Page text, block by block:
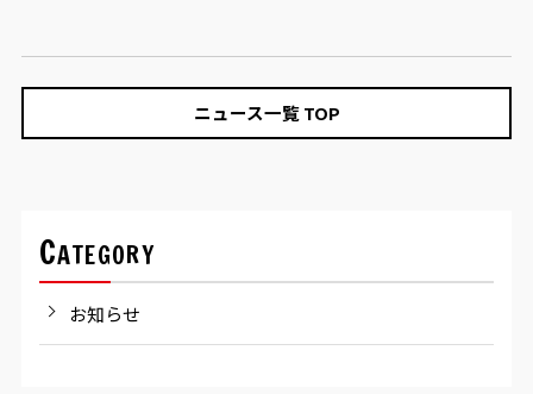
ニュース一覧 TOP
Category
お知らせ